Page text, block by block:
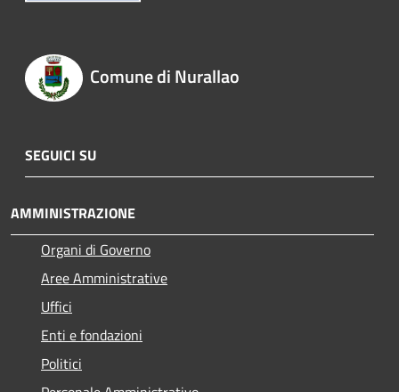
Comune di Nurallao
SEGUICI SU
AMMINISTRAZIONE
Organi di Governo
Aree Amministrative
Uffici
Enti e fondazioni
Politici